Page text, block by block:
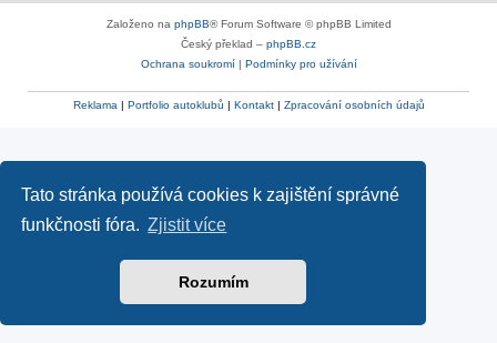
Tato stránka používá cookies k zajištění správné
funkčnosti fóra. Zjistit více
Rozumím
Založeno na phpBB® Forum Software © phpBB Limited
Český překlad – phpBB.cz
Ochrana soukromí| Podmínky pro užívání
Reklama | Portfolio autoklubů | Kontakt| Zpracování osobních údajů